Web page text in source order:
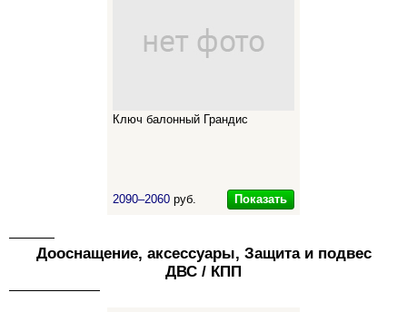
Ключ балонный Грандис
2090–2060 руб. Показать
Дооснащение, аксессуары, Защита и подвес
ДВС / КПП